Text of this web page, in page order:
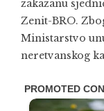
zakazanu
Zenit-BRO.
Ministarstvo
neretvanskog